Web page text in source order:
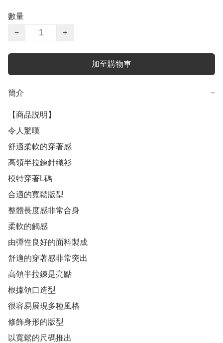
數量
−
+
加至購物車
簡介 −
【商品説明】
令人驚嘆
舒適柔軟的穿著感
高領半拉鍊針織衫
模特穿著L碼
合適的寬鬆版型
整體長度感非常合身
柔軟的觸感
由彈性良好的面料製成
舒適的穿著感非常突出
高領半拉鍊是亮點
根據領口造型
很容易展現多種風格
修飾身形的版型
以寬鬆的尺碼推出